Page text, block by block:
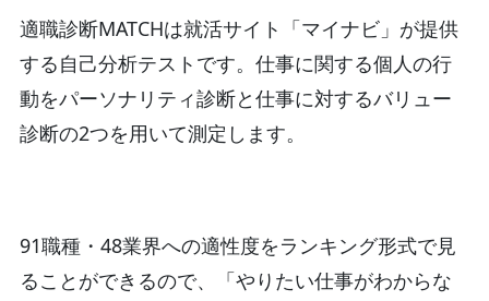
適職診断MATCHは就活サイト「マイナビ」が提供
する自己分析テストです。仕事に関する個人の行
動をパーソナリティ診断と仕事に対するバリュー
診断の2つを用いて測定します。
91職種・48業界への適性度をランキング形式で見
ることができるので、「やりたい仕事がわからな